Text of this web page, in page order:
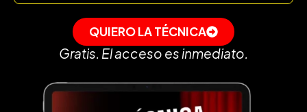
QUIERO LA TÉCNICA
Gratis. El acceso es inmediato.